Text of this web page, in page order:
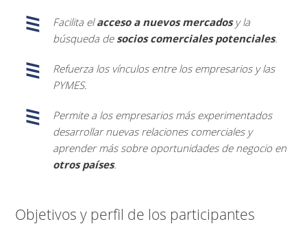
Facilita elacceso a nuevos mercados y la
búsqueda de socios comerciales potenciales.
Refuerza los vínculos entre los empresarios y las
PYMES.
Permite a los empresarios más experimentados
desarrollar nuevas relaciones comerciales y
aprender más sobre oportunidades de negocio en
otros países.
Objetivos y perfil de los participantes